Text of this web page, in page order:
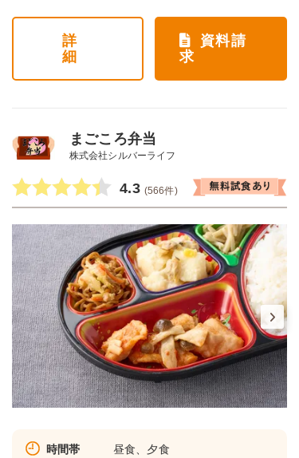
詳
細
資料請
求
まごころ弁当
株式会社シルバーライフ
4.3 (566件)
時間帯 昼食、夕食